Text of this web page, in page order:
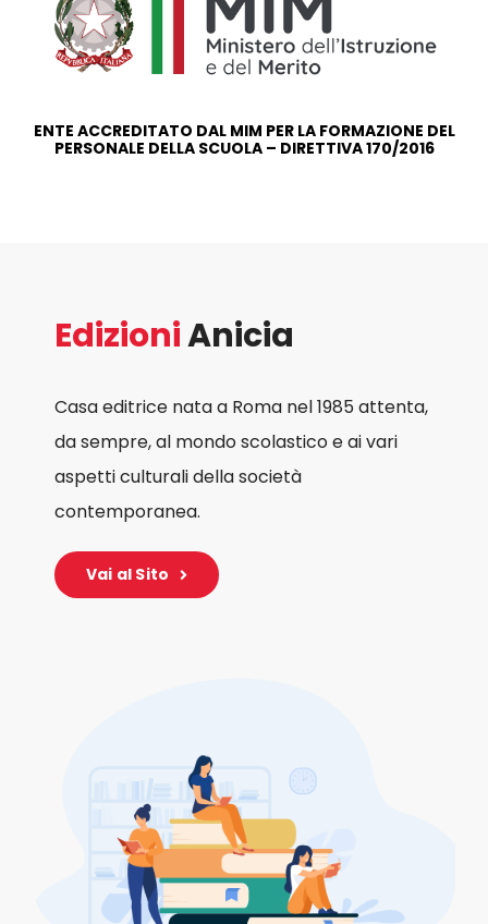
ENTE ACCREDITATO DAL MIM PER LA FORMAZIONE DEL
PERSONALE DELLA SCUOLA – DIRETTIVA 170/2016
EdizioniAnicia
Casa editrice nata a Roma nel 1985 attenta,
da sempre, al mondo scolastico e ai vari
aspetti culturali della società
contemporanea.
Vai al Sito